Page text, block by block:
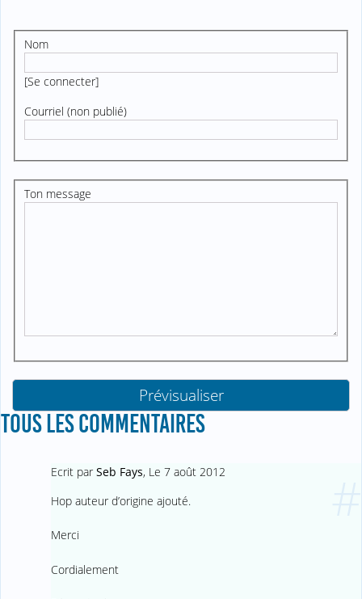
Nom
[Se connecter]
Courriel (non publié)
Ton message
TOUS LES COMMENTAIRES
Ecrit par Seb Fays, Le 7 août 2012
Hop auteur d’origine ajouté.
Merci
Cordialement